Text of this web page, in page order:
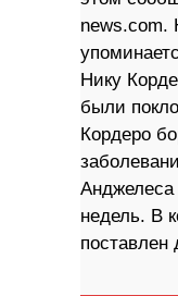
news.com.
Нику
были
Кордеро
Анджелеса
недель. В
поставлен